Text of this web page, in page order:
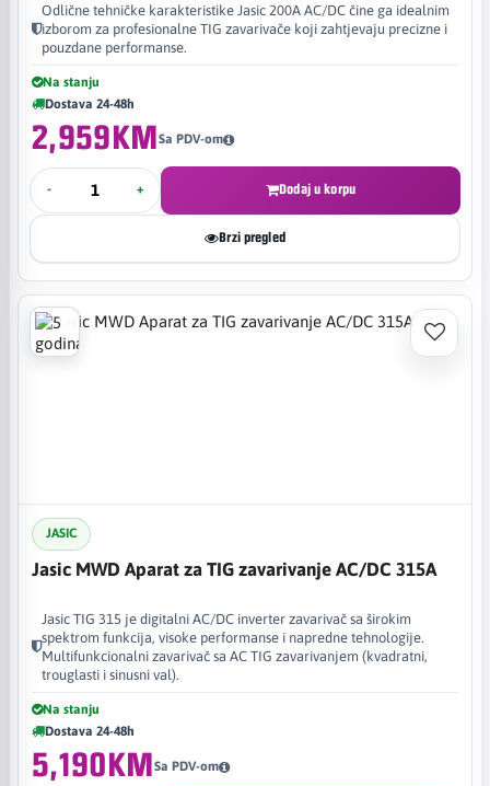
Odlične tehničke karakteristike Jasic 200A AC/DC čine ga idealnim
izborom za profesionalne TIG zavarivače koji zahtjevaju precizne i
pouzdane performanse.
Na stanju
Dostava 24-48h
2,959KMSa PDV-om
- + Dodaj u korpu
Brzi pregled
JASIC
Jasic MWD Aparat za TIG zavarivanje AC/DC 315A
Jasic TIG 315 je digitalni AC/DC inverter zavarivač sa širokim
spektrom funkcija, visoke performanse i napredne tehnologije.
Multifunkcionalni zavarivač sa AC TIG zavarivanjem (kvadratni,
trouglasti i sinusni val).
Na stanju
Dostava 24-48h
5,190KMSa PDV-om